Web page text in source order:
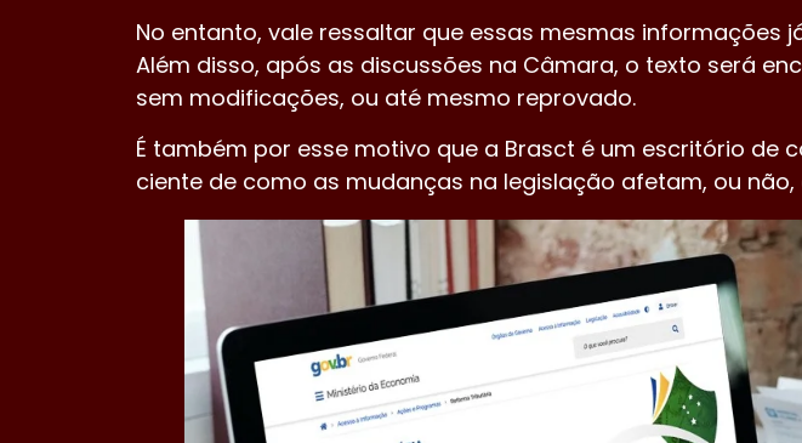
No entanto, vale ressaltar que essas mesmas
Além disso, após as discussões na Câmara, o texto será
sem modificações, ou até mesmo reprovado.
É também por esse motivo que a Brasct é um escritório
ciente de como as mudanças na legislação afetam, ou não,